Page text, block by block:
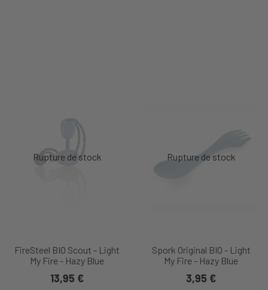
FireSteel BIO Scout - Light
My Fire - Hazy Blue
13,95 €
Spork Original BIO - Light
My Fire - Hazy Blue
3,95 €